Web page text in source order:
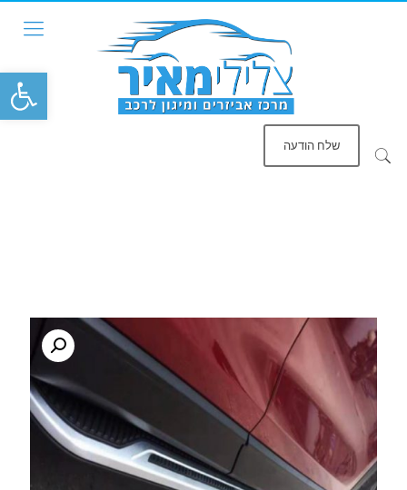
פתח
שלח הודעה